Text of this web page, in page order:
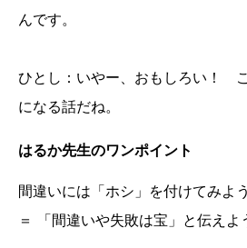
んです。
ひとし：いやー、おもしろい！
になる話だね。
はるか先生のワンポイント
間違いには「ホシ」を付けてみよ
＝ 「間違いや失敗は宝」と伝えよ